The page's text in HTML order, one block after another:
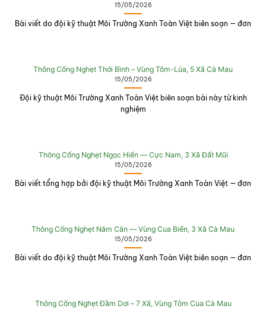
15/05/2026
Bài viết do đội kỹ thuật Môi Trường Xanh Toàn Việt biên soạn — đơn
Thông Cống Nghẹt Thới Bình – Vùng Tôm-Lúa, 5 Xã Cà Mau
15/05/2026
Đội kỹ thuật Môi Trường Xanh Toàn Việt biên soạn bài này từ kinh
nghiệm
Thông Cống Nghẹt Ngọc Hiển — Cực Nam, 3 Xã Đất Mũi
15/05/2026
Bài viết tổng hợp bởi đội kỹ thuật Môi Trường Xanh Toàn Việt — đơn
Thông Cống Nghẹt Năm Căn — Vùng Cua Biển, 3 Xã Cà Mau
15/05/2026
Bài viết do đội kỹ thuật Môi Trường Xanh Toàn Việt biên soạn — đơn
Thông Cống Nghẹt Đầm Dơi – 7 Xã, Vùng Tôm Cua Cà Mau